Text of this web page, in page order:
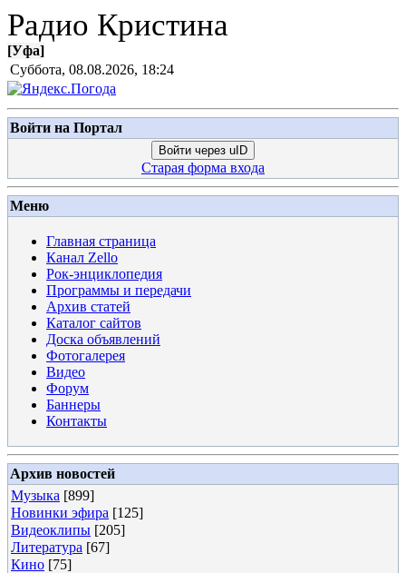
Радио Кристина
[Уфа]
Суббота, 08.08.2026, 18:24
Войти на Портал
Войти через uID
Старая форма входа
Меню
Главная страница
Канал Zello
Рок-энциклопедия
Программы и передачи
Архив статей
Каталог сайтов
Доска объявлений
Фотогалерея
Видео
Форум
Баннеры
Контакты
Архив новостей
Музыка [899]
Новинки эфира [125]
Видеоклипы [205]
Литература [67]
Кино [75]